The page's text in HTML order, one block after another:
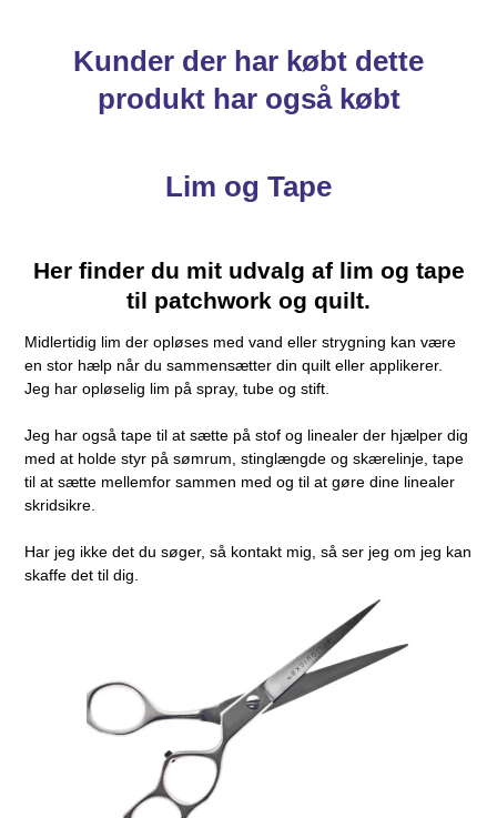
Kunder der har købt dette
produkt har også købt
Lim og Tape
Her finder du mit udvalg af lim og tape
til patchwork og quilt.
Midlertidig lim der opløses med vand eller strygning kan være
en stor hælp når du sammensætter din quilt eller applikerer.
Jeg har opløselig lim på spray, tube og stift.
Jeg har også tape til at sætte på stof og linealer der hjælper dig
med at holde styr på sømrum, stinglængde og skærelinje, tape
til at sætte mellemfor sammen med og til at gøre dine linealer
skridsikre.
Har jeg ikke det du søger, så kontakt mig, så ser jeg om jeg kan
skaffe det til dig.